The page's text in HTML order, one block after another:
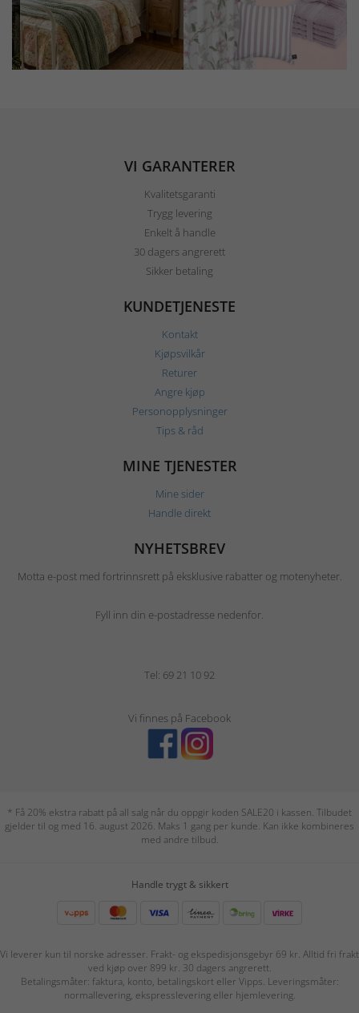
VI GARANTERER
Kvalitetsgaranti
Trygg levering
Enkelt å handle
30 dagers angrerett
Sikker betaling
KUNDETJENESTE
Kontakt
Kjøpsvilkår
Returer
Angre kjøp
Personopplysninger
Tips & råd
MINE TJENESTER
Mine sider
Handle direkt
NYHETSBREV
Motta e-post med fortrinnsrett på eksklusive rabatter og motenyheter.
Fyll inn din e-postadresse nedenfor.
Tel: 69 21 10 92
Vi finnes på Facebook
* Få 20% ekstra rabatt på all salg når du oppgir koden SALE20 i kassen. Tilbudet
gjelder til og med 16. august 2026. Maks 1 gang per kunde. Kan ikke kombineres
med andre tilbud.
Handle trygt & sikkert
Vi leverer kun til norske adresser. Frakt- og ekspedisjonsgebyr 69 kr. Alltid fri frakt
ved kjøp over 899 kr. 30 dagers angrerett.
Betalingsmåter: faktura, konto, betalingskort eller Vipps. Leveringsmåter:
normallevering, ekspresslevering eller hjemlevering.